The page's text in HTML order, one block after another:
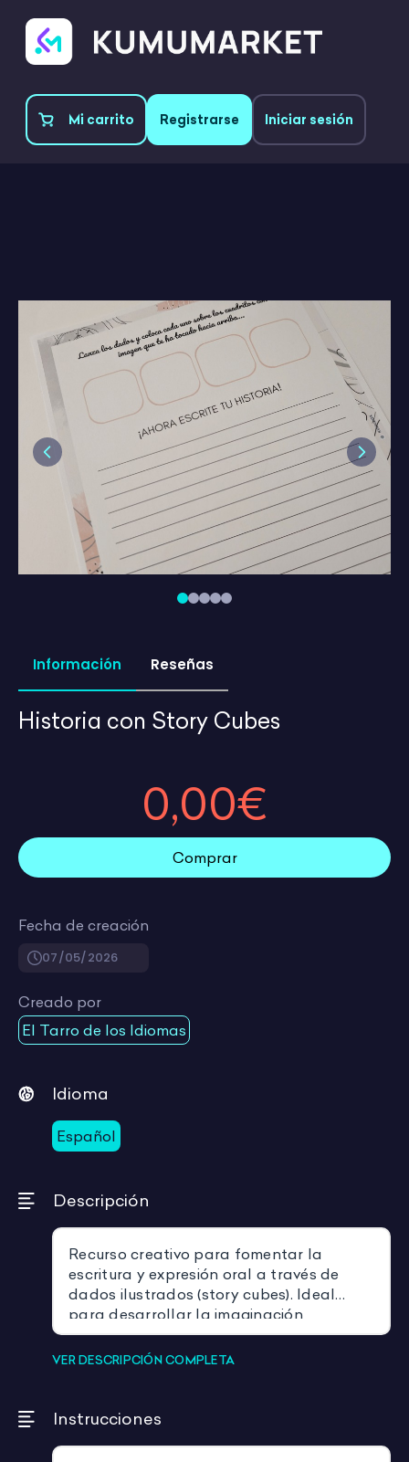
Mi carrito Registrarse Iniciar sesión
Previous Next
Información Reseñas
Historia con Story Cubes
Fecha de creación
07/05/2026
Creado por
El Tarro de los Idiomas
Idioma
Español
Descripción
Recurso creativo para fomentar la
escritura y expresión oral a través de
dados ilustrados (story cubes). Ideal
para desarrollar la imaginación
narrativa y trabajar estructuras
textuales en primaria.
VER DESCRIPCIÓN COMPLETA
Instrucciones
0,00€
Comprar